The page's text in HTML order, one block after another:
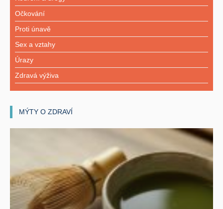
Očkování
Proti únavě
Sex a vztahy
Úrazy
Zdravá výživa
MÝTY O ZDRAVÍ